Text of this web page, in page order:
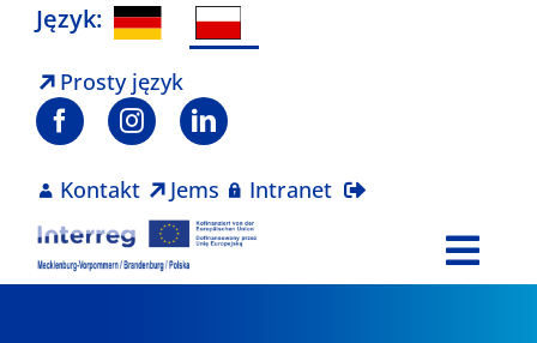
Skip
content
Język:
Prosty język
Kontakt Jems Intranet